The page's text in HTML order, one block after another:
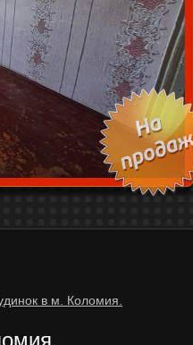
в м. Коломия.